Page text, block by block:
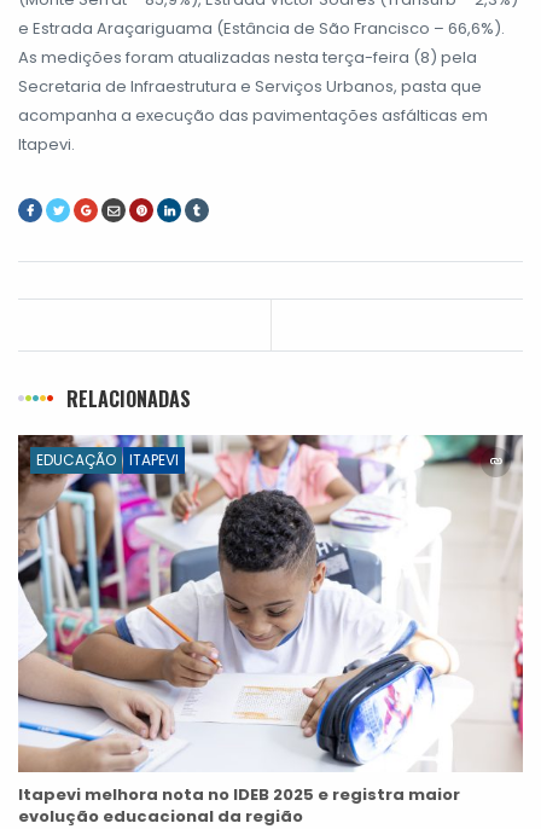
e Estrada Araçariguama (Estância de São Francisco – 66,6%).
As medições foram atualizadas nesta terça-feira (8) pela
Secretaria de Infraestrutura e Serviços Urbanos, pasta que
acompanha a execução das pavimentações asfálticas em
Itapevi.
RELACIONADAS
EDUCAÇÃO ITAPEVI
Itapevi melhora nota no IDEB 2025 e registra maior
evolução educacional da região